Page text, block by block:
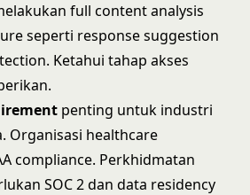
full content analysis
seperti response suggestion
Ketahui tahap akses
penting untuk industri
Organisasi healthcare
compliance. Perkhidmatan
SOC 2 dan data residency